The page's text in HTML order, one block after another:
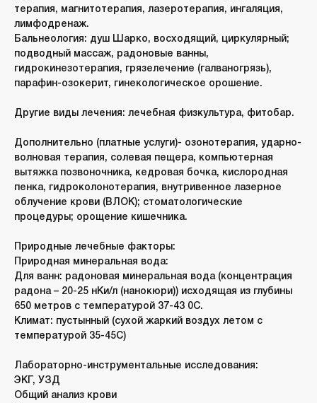
терапия, магнитотерапия, лазеротерапия, ингаляция,
лимфодренаж.
Бальнеология: душ Шарко, восходящий, циркулярный;
подводный массаж, радоновые ванны,
гидрокинезотерапия, грязелечение (галваногрязь),
парафин-озокерит, гинекологическое орошение.
Другие виды лечения: лечебная физкультура, фитобар.
Дополнительно (платные услуги)- озонотерапия, ударно-
волновая терапия, солевая пещера, компьютерная
вытяжка позвоночника, кедровая бочка, кислородная
пенка, гидроколонотерапия, внутривенное лазерное
облучение крови (ВЛОК); стоматологические
процедуры; орощение кишечника.
Природные лечебные факторы:
Природная минеральная вода:
Для ванн: радоновая минеральная вода (концентрация
радона – 20-25 нКи/л (нанокюри)) исходящая из глубины
650 метров с температурой 37-43 0С.
Климат: пустынный (сухой жаркий воздух летом с
температурой 35-45С)
Лабораторно-инструментальные исследования:
ЭКГ, УЗД
Общий анализ крови